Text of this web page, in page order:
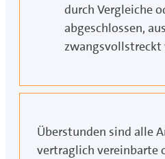
durch Vergleiche
abgeschlossen,
zwangsvollstreckt
Überstunden sind alle
vertraglich vereinbarte